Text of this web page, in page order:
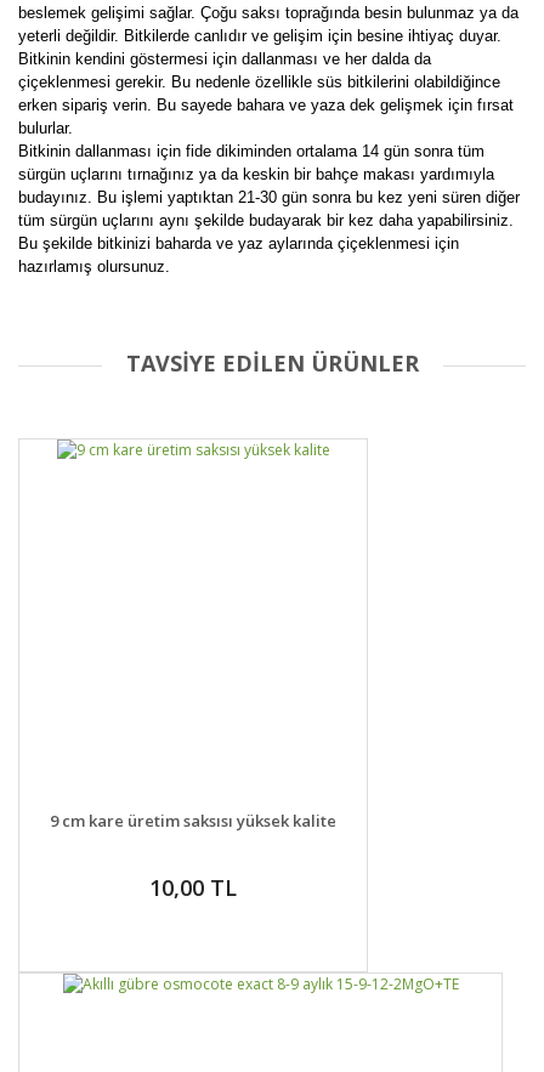
beslemek gelişimi sağlar. Çoğu saksı toprağında besin bulunmaz ya da
yeterli değildir. Bitkilerde canlıdır ve gelişim için besine ihtiyaç duyar.
Bitkinin kendini göstermesi için dallanması ve her dalda da
çiçeklenmesi gerekir. Bu nedenle özellikle süs bitkilerini olabildiğince
erken sipariş verin. Bu sayede bahara ve yaza dek gelişmek için fırsat
bulurlar.
Bitkinin dallanması için fide dikiminden ortalama 14 gün sonra tüm
sürgün uçlarını tırnağınız ya da keskin bir bahçe makası yardımıyla
budayınız. Bu işlemi yaptıktan 21-30 gün sonra bu kez yeni süren diğer
tüm sürgün uçlarını aynı şekilde budayarak bir kez daha yapabilirsiniz.
Bu şekilde bitkinizi baharda ve yaz aylarında çiçeklenmesi için
hazırlamış olursunuz.
Bu ürüne ilk yorumu siz yapın!
Yorum Yaz
TAVSİYE EDİLEN ÜRÜNLER
DETAYLAR SEPETE EKLE
9 cm kare üretim saksısı yüksek kalite
10,00 TL